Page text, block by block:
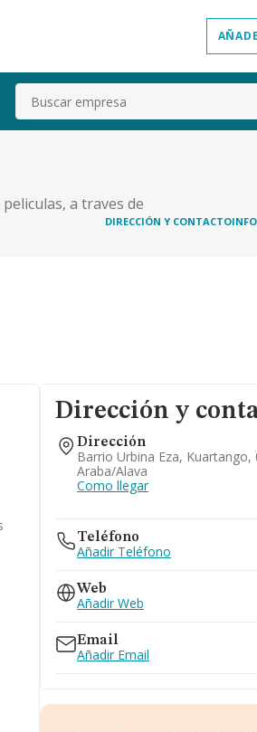
Buscar
a traves de
DIRECCIÓN Y CONTACTO
Dirección y
Dirección
Barrio Urbina Eza, Kuartango,
Araba/alava
Como llegar
Teléfono
Añadir Teléfono
Web
Añadir Web
Email
Añadir Email